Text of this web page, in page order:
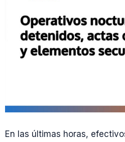
En las últimas horas,